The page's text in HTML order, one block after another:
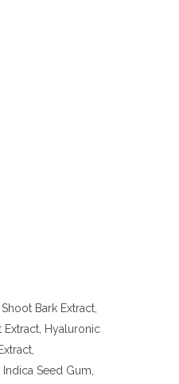
Bark Extract,
Extract, Hyaluronic
Seed Gum,